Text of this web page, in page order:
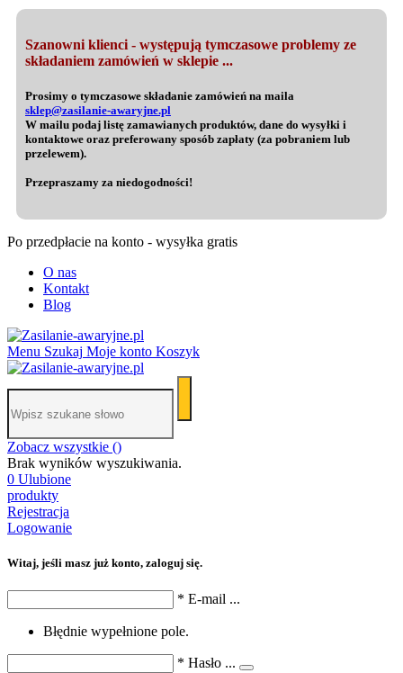
Szanowni klienci - występują tymczasowe problemy ze
składaniem zamówień w sklepie ...
Prosimy o tymczasowe składanie zamówień na maila
sklep@zasilanie-awaryjne.pl
W mailu podaj listę zamawianych produktów, dane do wysyłki i
kontaktowe oraz preferowany sposób zapłaty (za pobraniem lub
przelewem).
Przepraszamy za niedogodności!
Po przedpłacie na konto - wysyłka gratis
O nas
Kontakt
Blog
Menu Szukaj Moje konto Koszyk
Zobacz wszystkie ()
Brak wyników wyszukiwania.
0 Ulubione
produkty
Rejestracja
Logowanie
Witaj, jeśli masz już konto, zaloguj się.
* E-mail ...
Błędnie wypełnione pole.
* Hasło ...